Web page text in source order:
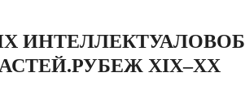
ИНТЕЛЛЕКТУАЛОВОБ
XIX–XX